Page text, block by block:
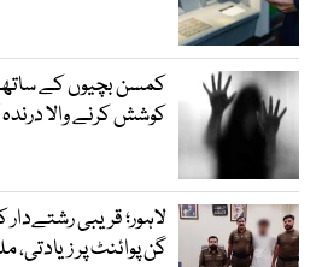
کمسن بچیوں کے
کوشش کرنے والا درندہ
گن پوائنٹ پر زیادتی،